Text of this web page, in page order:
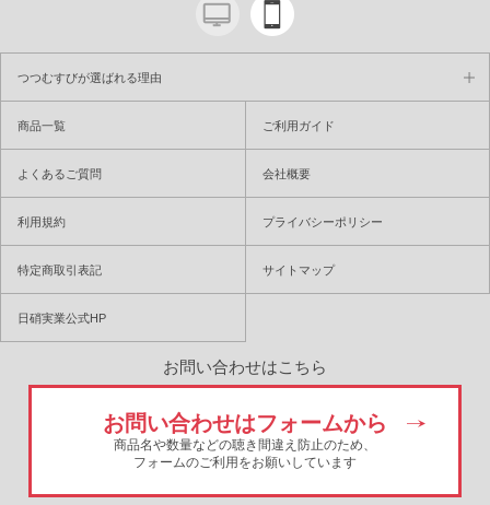
つつむすびが選ばれる理由
商品一覧 ご利用ガイド
よくあるご質問 会社概要
利用規約 プライバシーポリシー
特定商取引表記 サイトマップ
日硝実業公式HP
お問い合わせはこちら
お問い合わせはフォームから
商品名や数量などの聴き間違え防止のため、
フォームのご利用をお願いしています